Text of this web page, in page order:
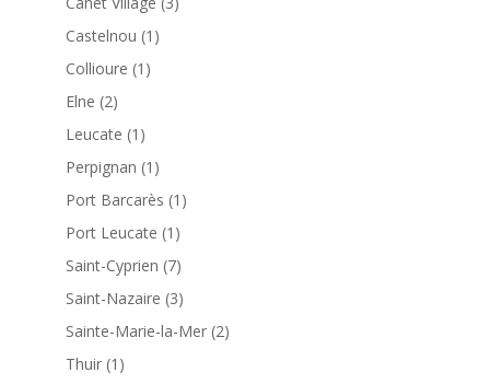
Castelnou (1)
Collioure (1)
Elne (2)
Leucate (1)
Perpignan (1)
Port Barcarès (1)
Port Leucate (1)
Saint-Cyprien (7)
Saint-Nazaire (3)
Sainte-Marie-la-Mer(2)
Thuir(1)